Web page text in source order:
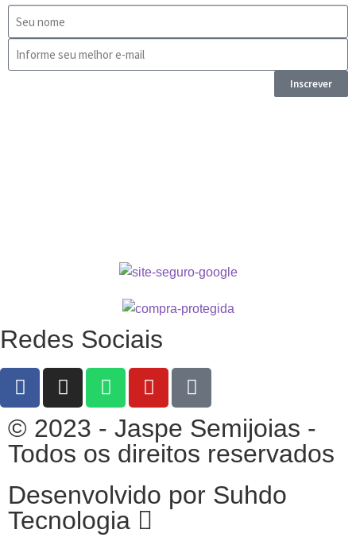
Inscrever
Redes Sociais
© 2023 - Jaspe Semijoias -
Todos os direitos reservados
Desenvolvido por Suhdo
Tecnologia